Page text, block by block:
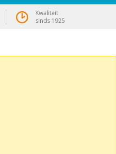
Kwaliteit
sinds 1925